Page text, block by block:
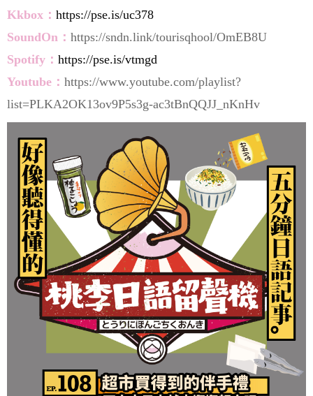
Kkbox： https://pse.is/uc378
SoundOn： https://sndn.link/tourisqhool/OmEB8U
Spotify： https://pse.is/vtmgd
Youtube： https://www.youtube.com/playlist?
list=PLKA2OK13ov9P5s3g-ac3tBnQQJJ_nKnHv